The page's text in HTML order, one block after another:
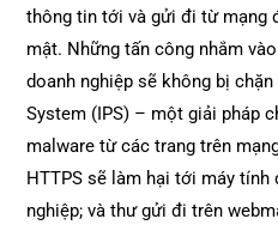
thông tin tới và gửi đi từ mạng
mật. Những tấn công nhắm
doanh nghiệp sẽ không bị
System (IPS) – một giải pháp
malware từ các trang trên
HTTPS sẽ làm hại tới máy tính
nghiệp; và thư gửi đi trên